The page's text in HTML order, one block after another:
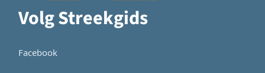
Volg Streekgids
Facebook